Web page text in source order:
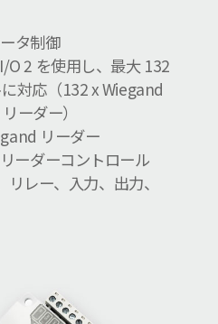
タ制御
O 2 を使用し、最大 132
対応（132 x Wiegand
ーダー）
リーダー
ーダーコントロール
リレー、入力、出力、